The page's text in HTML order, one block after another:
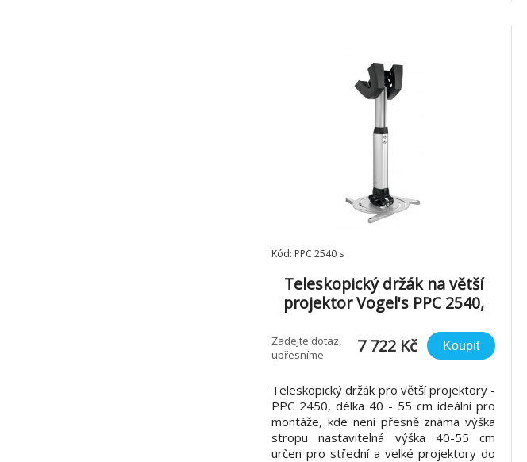
Kód: PPC 2540 s
Teleskopický držák na větší
projektor Vogel's PPC 2540,
Zadejte dotaz,
upřesníme
7 722 Kč Koupit
Teleskopický držák pro větší projektory -
PPC 2450, délka 40 - 55 cm ideální pro
montáže, kde není přesně známa výška
stropu nastavitelná výška 40-55 cm
určen pro střední a velké projektory do